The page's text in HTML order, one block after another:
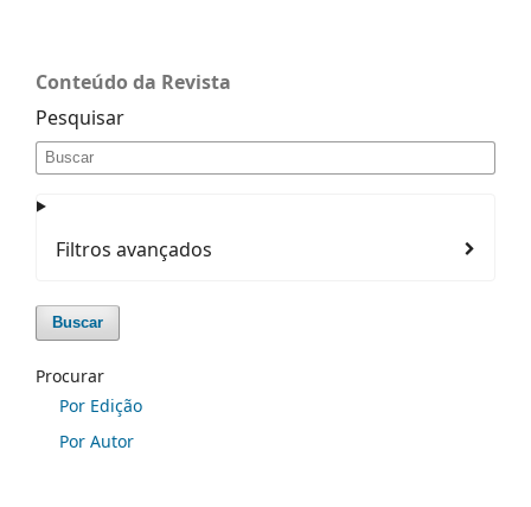
Conteúdo da Revista
Pesquisar
Filtros avançados
Buscar
Procurar
Por Edição
Por Autor